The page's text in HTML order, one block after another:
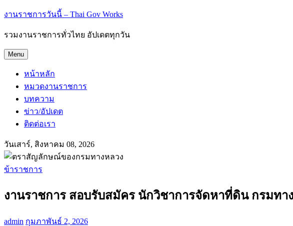
งานราชการวันนี้ – Thai Gov Works
รวมงานราชการทั่วไทย อัปเดตทุกวัน
Menu
หน้าหลัก
หมวดงานราชการ
บทความ
ข่าว/อัปเดต
ติดต่อเรา
วันเสาร์, สิงหาคม 08, 2026
ข้าราชการ
งานราชการ สอบรับสมัคร นักวิชาการจัดหาที่ดิน กรมทา
admin กุมภาพันธ์ 2, 2026